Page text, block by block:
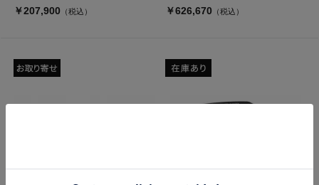
￥207,900 （税込） ￥626,670 （税込）